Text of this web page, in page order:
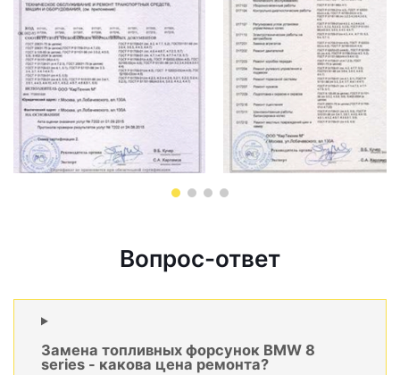
Вопрос-ответ
Замена топливных форсунок BMW 8
series - какова цена ремонта?